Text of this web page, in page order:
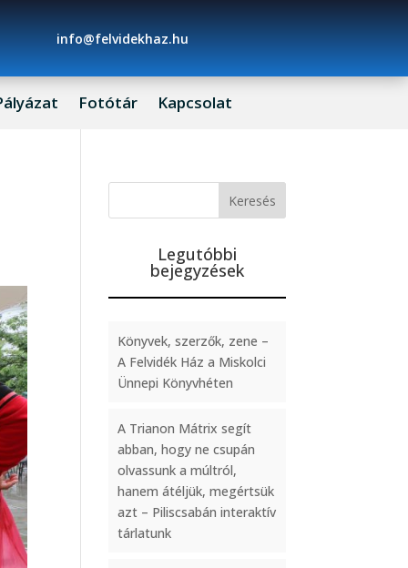
info@felvidekhaz.hu
Fotótár Kapcsolat
Legutóbbi
bejegyzések
Könyvek, szerzők, zene –
A Felvidék Ház a Miskolci
Ünnepi Könyvhéten
A Trianon Mátrix segít
abban, hogy ne csupán
olvassunk a múltról,
hanem átéljük, megértsük
azt – Piliscsabán interaktív
tárlatunk